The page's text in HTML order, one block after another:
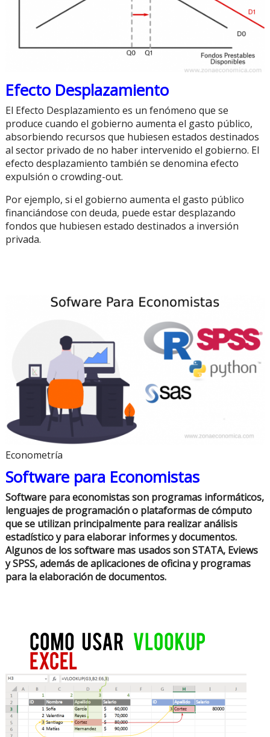
Efecto Desplazamiento
El Efecto Desplazamiento es un fenómeno que se
produce cuando el gobierno aumenta el gasto público,
absorbiendo recursos que hubiesen estados destinados
al sector privado de no haber intervenido el gobierno. El
efecto desplazamiento también se denomina efecto
expulsión o crowding-out.
Por ejemplo, si el gobierno aumenta el gasto público
financiándose con deuda, puede estar desplazando
fondos que hubiesen estado destinados a inversión
privada.
Econometría
Software para Economistas
Software para economistas son programas informáticos,
lenguajes de programación o plataformas de cómputo
que se utilizan principalmente para realizar análisis
estadístico y para elaborar informes y documentos.
Algunos de los software mas usados son STATA, Eviews
y SPSS, además de aplicaciones de oficina y programas
para la elaboración de documentos.